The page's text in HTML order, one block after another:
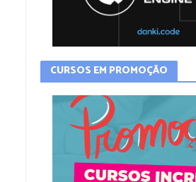
CURSOS EM PROMOÇÃO